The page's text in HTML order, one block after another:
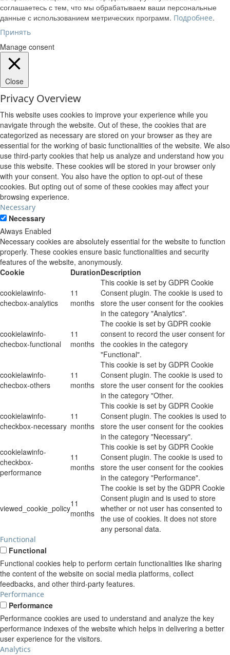
соглашаетесь с тем, что мы обрабатываем ваши персональные
данные с использованием метрических программ. Подробнее.
Принять
Manage consent
Close
Privacy Overview
This website uses cookies to improve your experience while you
navigate through the website. Out of these, the cookies that are
categorized as necessary are stored on your browser as they are
essential for the working of basic functionalities of the website. We also
use third-party cookies that help us analyze and understand how you
use this website. These cookies will be stored in your browser only
with your consent. You also have the option to opt-out of these
cookies. But opting out of some of these cookies may affect your
browsing experience.
Necessary
Necessary
Always Enabled
Necessary cookies are absolutely essential for the website to function
properly. These cookies ensure basic functionalities and security
features of the website, anonymously.
Cookie
DurationDescription
cookielawinfo-
checbox-analytics
11
months
This cookie is set by GDPR Cookie
Consent plugin. The cookie is used to
store the user consent for the cookies
in the category "Analytics".
cookielawinfo-
checbox-functional
11
months
The cookie is set by GDPR cookie
consent to record the user consent for
the cookies in the category
"Functional".
cookielawinfo-
checbox-others
11
months
This cookie is set by GDPR Cookie
Consent plugin. The cookie is used to
store the user consent for the cookies
in the category "Other.
cookielawinfo-
checkbox-necessary
11
months
This cookie is set by GDPR Cookie
Consent plugin. The cookies is used to
store the user consent for the cookies
in the category "Necessary".
cookielawinfo-
checkbox-
performance
11
months
This cookie is set by GDPR Cookie
Consent plugin. The cookie is used to
store the user consent for the cookies
in the category "Performance".
viewed_cookie_policy11
months
The cookie is set by the GDPR Cookie
Consent plugin and is used to store
whether or not user has consented to
the use of cookies. It does not store
any personal data.
Functional
Functional
Functional cookies help to perform certain functionalities like sharing
the content of the website on social media platforms, collect
feedbacks, and other third-party features.
Performance
Performance
Performance cookies are used to understand and analyze the key
performance indexes of the website which helps in delivering a better
user experience for the visitors.
Analytics